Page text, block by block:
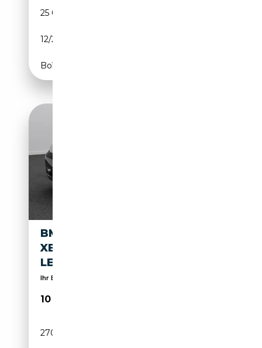
25 000 km
12/2001
Boîte manuelle
BMW 325 GESCHWINDIGREG
XENON PDC ALARM HIFI
LEDER
Ihr BMW Servicepartner für die Region Hannover
10 499€
270 500 km